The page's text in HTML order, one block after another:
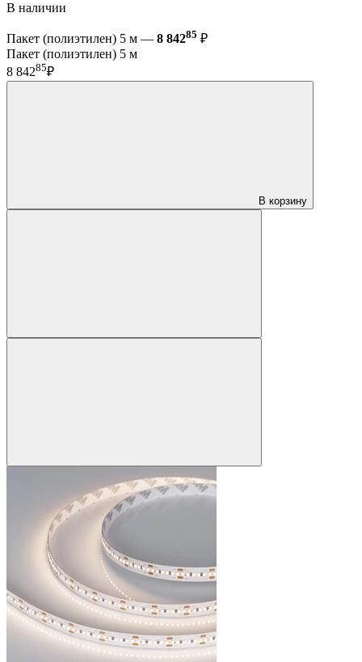
В наличии
Пакет (полиэтилен) 5 м — 8 84285 ₽
Пакет (полиэтилен) 5 м
8 84285₽
В корзину